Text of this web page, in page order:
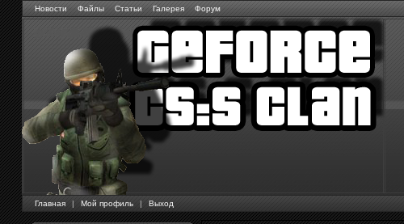
Новости Файлы Статьи Галерея Форум
Главная | Мой профиль | Выход